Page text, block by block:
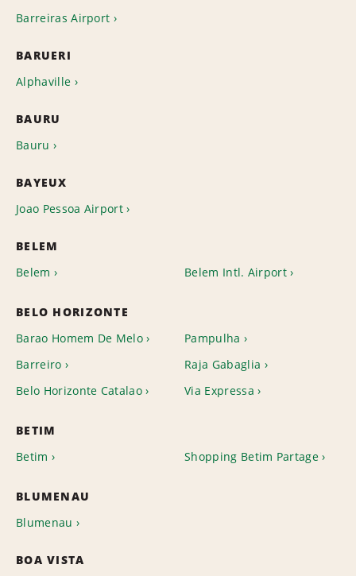
Barreiras Airport
BARUERI
Alphaville
BAURU
Bauru
BAYEUX
Joao Pessoa Airport
BELEM
Belem
Belem Intl. Airport
BELO HORIZONTE
Barao Homem De Melo
Barreiro
Belo Horizonte Catalao
Pampulha
Raja Gabaglia
Via Expressa
BETIM
Betim
Shopping Betim Partage
BLUMENAU
Blumenau
BOA VISTA